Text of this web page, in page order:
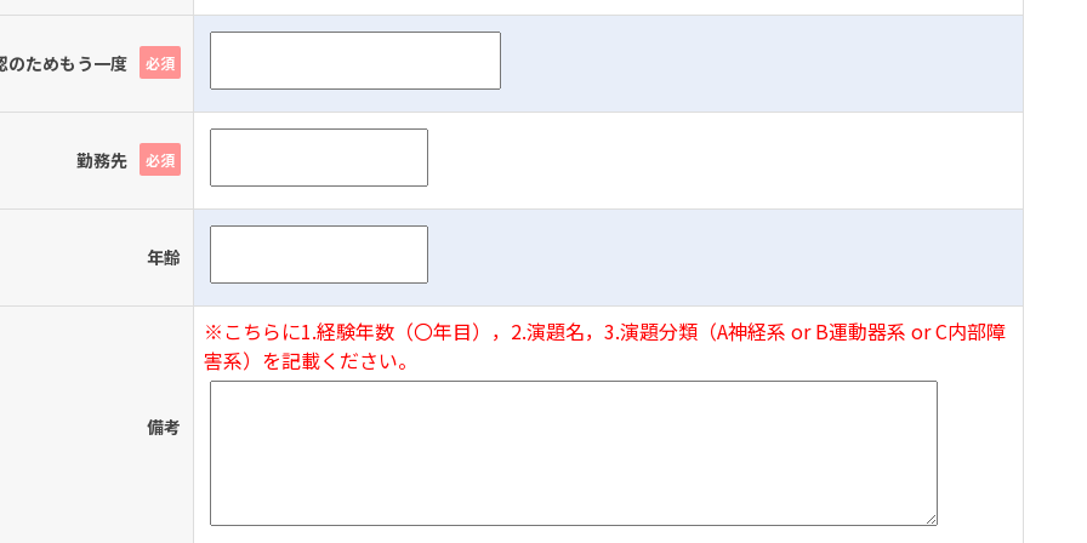
のためもう一度 必須
勤務先 必須
年齢
備考
※こちらに1.経験年数（〇年目），2.演題名，3.演題分類（A神経系 or B運動器系 or C内部障
害系）を記載ください。